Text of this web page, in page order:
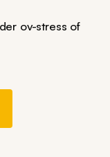
ov-stress of